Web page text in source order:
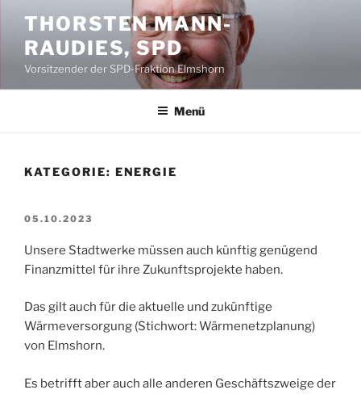
Inhalt
springen
THORSTEN MANN-
RAUDIES, SPD
Vorsitzender der SPD-Fraktion Elmshorn
Menü
KATEGORIE: ENERGIE
VERÖFFENTLICHT
05.10.2023
Unsere Stadtwerke müssen auch künftig genügend
Finanzmittel für ihre Zukunftsprojekte haben.
Das gilt auch für die aktuelle und zukünftige
Wärmeversorgung (Stichwort: Wärmenetzplanung)
von Elmshorn.
Es betrifft aber auch alle anderen Geschäftszweige der